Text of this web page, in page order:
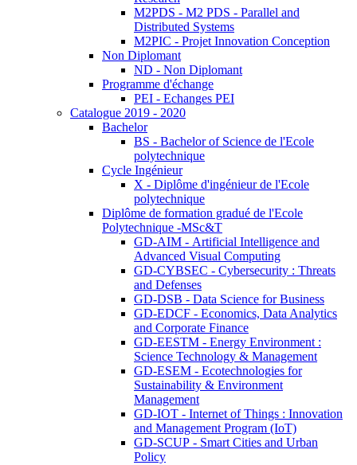
M2PDS - M2 PDS - Parallel and
Distributed Systems
M2PIC - Projet Innovation Conception
Non Diplomant
ND - Non Diplomant
Programme d'échange
PEI - Echanges PEI
Catalogue 2019 - 2020
Bachelor
BS - Bachelor of Science de l'Ecole
polytechnique
Cycle Ingénieur
X - Diplôme d'ingénieur de l'Ecole
polytechnique
Diplôme de formation gradué de l'Ecole
Polytechnique -MSc&T
GD-AIM - Artificial Intelligence and
Advanced Visual Computing
GD-CYBSEC - Cybersecurity : Threats
and Defenses
GD-DSB - Data Science for Business
GD-EDCF - Economics, Data Analytics
and Corporate Finance
GD-EESTM - Energy Environment :
Science Technology & Management
GD-ESEM - Ecotechnologies for
Sustainability & Environment
Management
GD-IOT - Internet of Things : Innovation
and Management Program (IoT)
GD-SCUP - Smart Cities and Urban
Policy